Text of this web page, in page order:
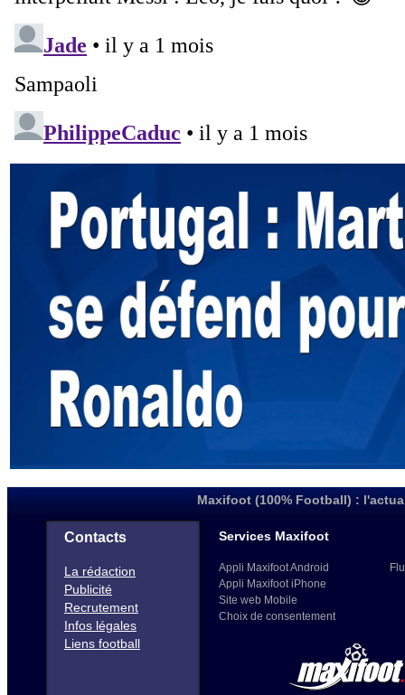
Maxifoot (100% Football) :
Contacts
La rédaction
Publicité
Recrutement
Infos légales
Liens football
Services Maxifoot
Appli Maxifoot Android
Appli Maxifoot iPhone
Site web Mobile
Choix de consentement